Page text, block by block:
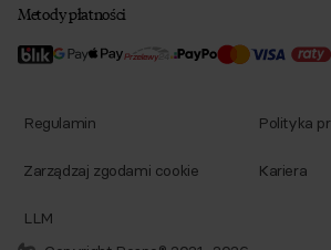
Metody płatności
Regulamin Polityka
Zarządzaj zgodami cookie Kariera
LLM